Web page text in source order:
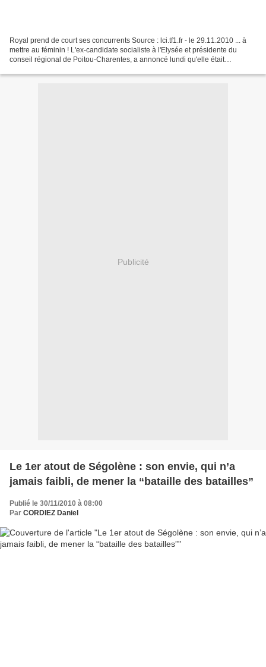
Royal prend de court ses concurrents Source : lci.tf1.fr - le 29.11.2010 ... à
mettre au féminin ! L'ex-candidate socialiste à l'Elysée et présidente du
conseil régional de Poitou-Charentes, a annoncé lundi qu'elle était
Publicité
Le 1er atout de Ségolène : son envie, qui n’a
jamais faibli, de mener la “bataille des batailles”
Publié le 30/11/2010 à 08:00
Par CORDIEZ Daniel